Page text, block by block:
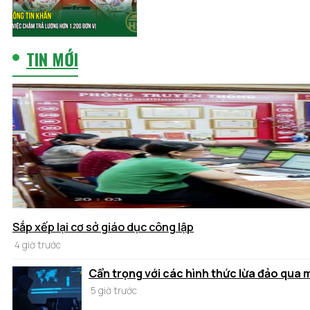
TIN MỚI
Sắp xếp lại cơ sở giáo dục công lập
4 giờ trước
Cẩn trọng với các hình thức lừa đảo qua
5 giờ trước